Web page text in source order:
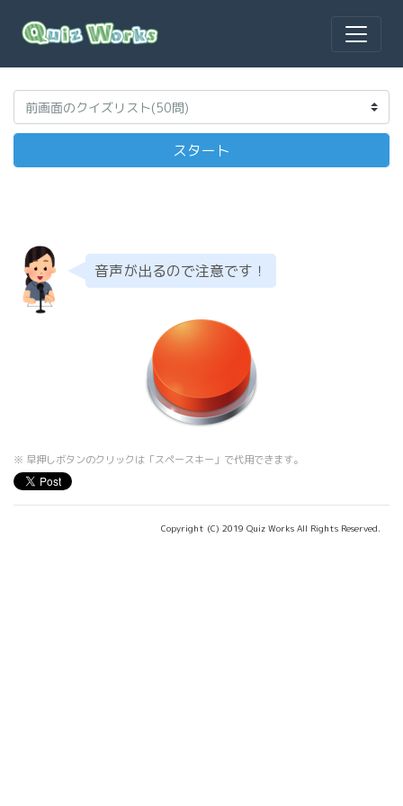
音声が出るので注意です！
※ 早押しボタンのクリックは「スペースキー」で代用できます。
Copyright (C) 2019 Quiz Works All Rights Reserved.